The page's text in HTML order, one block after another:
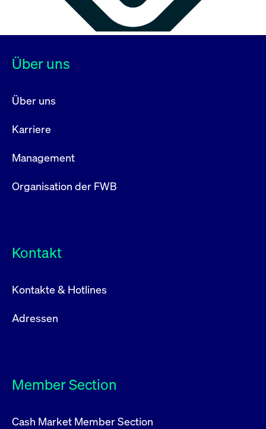
Über uns
Über uns
Karriere
Management
Organisation der FWB
Kontakt
Kontakte & Hotlines
Adressen
Member Section
Cash Market Member Section